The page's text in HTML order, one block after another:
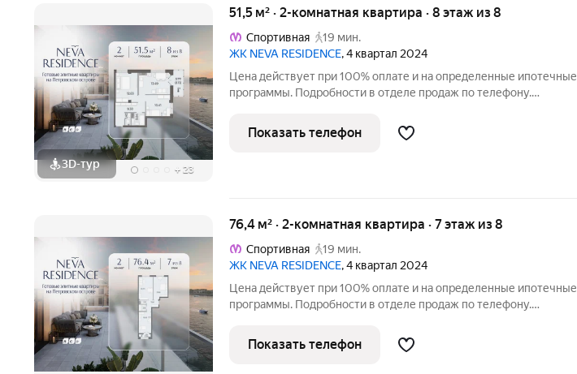
3D-тур + 23
51,5 м² · 2-комнатная квартира · 8 этаж из 8
Спортивная
19 мин.
ЖК NEVA RESIDENCE, 4 квартал 2024
Цена действует при 100% оплате и на определенные ипотечные
программы. Подробности в отделе продаж по телефону.
этаже. Общая площадь составляет 51.50 кв. м. Квартира без
отделки. Жилой комплекс
Показать телефон
76,4 м² · 2-комнатная квартира · 7 этаж из 8
Спортивная
19 мин.
ЖК NEVA RESIDENCE, 4 квартал 2024
Цена действует при 100% оплате и на определенные ипотечные
программы. Подробности в отделе продаж по телефону.
этаже. Общая площадь составляет 76.40 кв. м. Квартира без
отделки. Жилой комплекс
Показать телефон